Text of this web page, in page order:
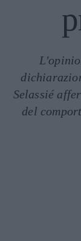
Selassié
del